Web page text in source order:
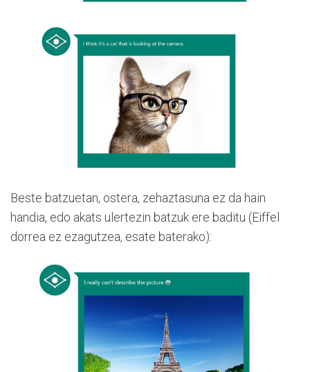
Beste batzuetan, ostera, zehaztasuna ez da hain
handia, edo akats ulertezin batzuk ere baditu (Eiffel
dorrea ez ezagutzea, esate baterako):